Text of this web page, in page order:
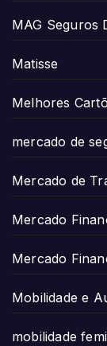
MAG Seguros
Matisse
Melhores
mercado de
Mercado de
Mercado
Mercado
Mobilidade e
mobilidade